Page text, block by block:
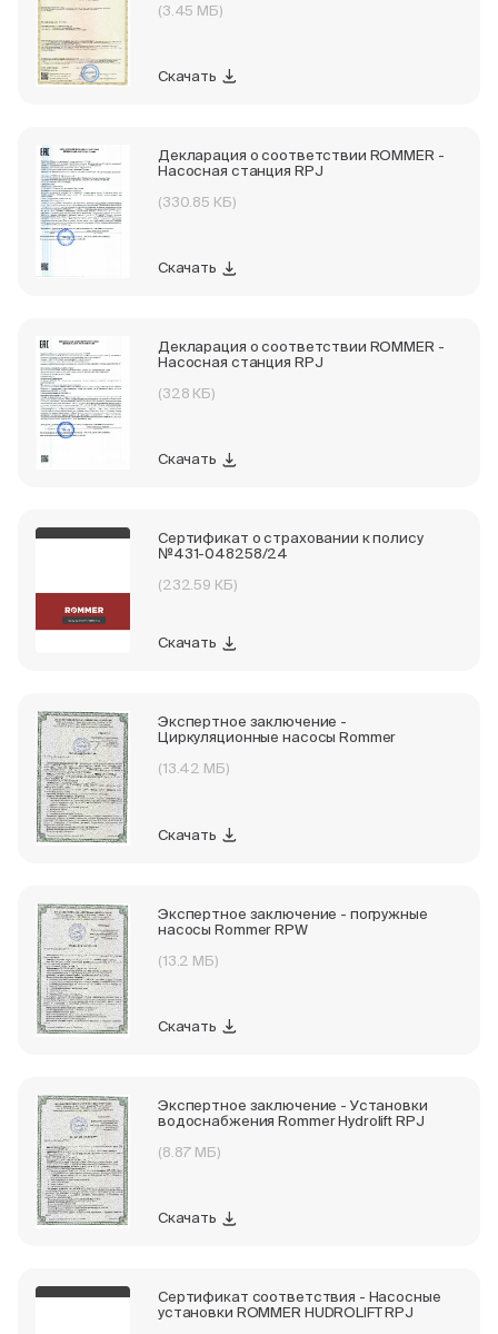
(3.45 МБ)
Скачать
Декларация о соответствии ROMMER -
Насосная станция RPJ
(330.85 КБ)
Скачать
Декларация о соответствии ROMMER -
Насосная станция RPJ
(328 КБ)
Скачать
Сертификат о страховании к полису
№431-048258/24
(232.59 КБ)
Скачать
Экспертное заключение -
Циркуляционные насосы Rommer
(13.42 МБ)
Скачать
Экспертное заключение - погружные
насосы Rommer RPW
(13.2 МБ)
Скачать
Экспертное заключение - Установки
водоснабжения Rommer Hydrolift RPJ
(8.87 МБ)
Скачать
Сертификат соответствия - Насосные
установки ROMMER HUDROLIFT RPJ